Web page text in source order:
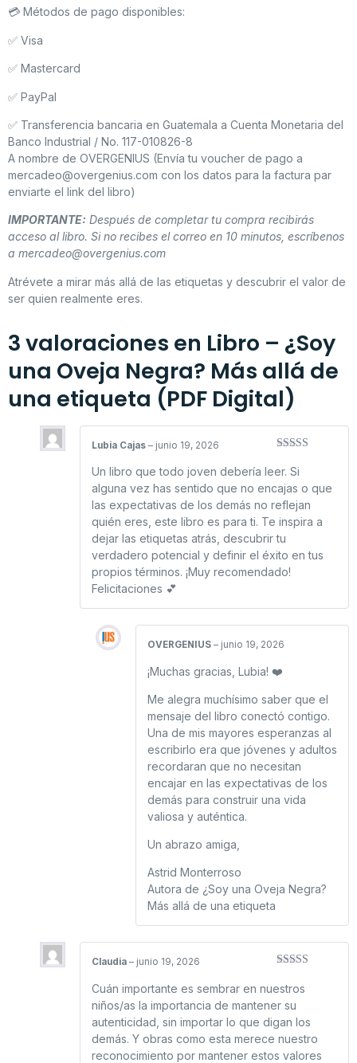
💳 Métodos de pago disponibles:
✅ Visa
✅ Mastercard
✅ PayPal
✅ Transferencia bancaria en Guatemala a Cuenta Monetaria del
Banco Industrial / No. 117-010826-8
A nombre de OVERGENIUS (Envía tu voucher de pago a
mercadeo@overgenius.com con los datos para la factura par
enviarte el link del libro)
IMPORTANTE: Después de completar tu compra recibirás
acceso al libro. Si no recibes el correo en 10 minutos, escríbenos
a mercadeo@overgenius.com
Atrévete a mirar más allá de las etiquetas y descubrir el valor de
ser quien realmente eres.
3 valoraciones en Libro – ¿Soy
una Oveja Negra? Más allá de
una etiqueta (PDF Digital)
5de 5
Lubia Cajas – junio 19, 2026
Un libro que todo joven debería leer. Si
alguna vez has sentido que no encajas o que
las expectativas de los demás no reflejan
quién eres, este libro es para ti. Te inspira a
dejar las etiquetas atrás, descubrir tu
verdadero potencial y definir el éxito en tus
propios términos. ¡Muy recomendado!
Felicitaciones 💕
OVERGENIUS – junio 19, 2026
¡Muchas gracias, Lubia! ❤️
Me alegra muchísimo saber que el
mensaje del libro conectó contigo.
Una de mis mayores esperanzas al
escribirlo era que jóvenes y adultos
recordaran que no necesitan
encajar en las expectativas de los
demás para construir una vida
valiosa y auténtica.
Un abrazo amiga,
Astrid Monterroso
Autora de ¿Soy una Oveja Negra?
Más allá de una etiqueta
5de 5
Claudia – junio 19, 2026
Cuán importante es sembrar en nuestros
niños/as la importancia de mantener su
autenticidad, sin importar lo que digan los
demás. Y obras como esta merece nuestro
reconocimiento por mantener estos valores